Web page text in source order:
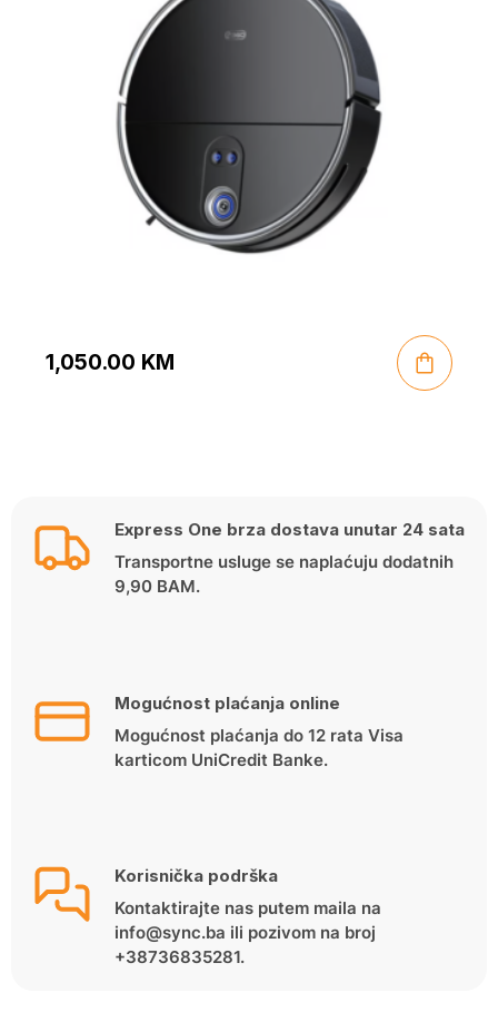
1,050.00 KM
Express One brza dostava unutar 24 sata
Transportne usluge se naplaćuju dodatnih
9,90 BAM.
Mogućnost plaćanja online
Mogućnost plaćanja do 12 rata Visa
karticom UniCredit Banke.
Korisnička podrška
Kontaktirajte nas putem maila na
info@sync.ba ili pozivom na broj
+38736835281.